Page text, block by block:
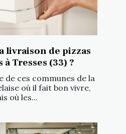
livraison de pizzas
à Tresses (33) ?
de ces communes de la
où il fait bon vivre,
où les...